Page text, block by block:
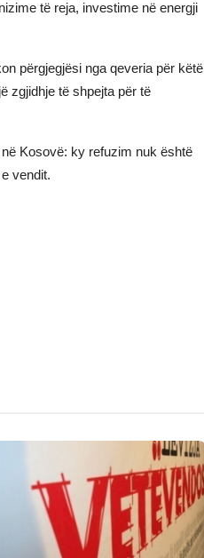
të reja, investime në energji
përgjegjësi nga qeveria për këtë
zgjidhje të shpejta për të
Kosovë: ky refuzim nuk është
vendit.